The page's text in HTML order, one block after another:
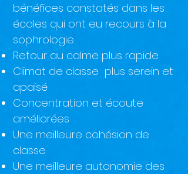
bénéfices constatés dans les
écoles qui ont eu recours à la
sophrologie.
Retour au calme plus rapide
Climat de classe plus serein et
apaisé
Concentration et écoute
améliorées
Une meilleure cohésion de
classe
Une meilleure autonomie des